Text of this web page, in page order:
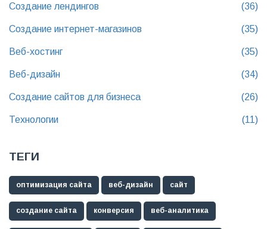
Создание лендингов (36)
Создание интернет-магазинов (35)
Веб-хостинг (35)
Веб-дизайн (34)
Создание сайтов для бизнеса (26)
Технологии (11)
ТЕГИ
оптимизация сайта веб-дизайн сайт
создание сайта конверсия веб-аналитика